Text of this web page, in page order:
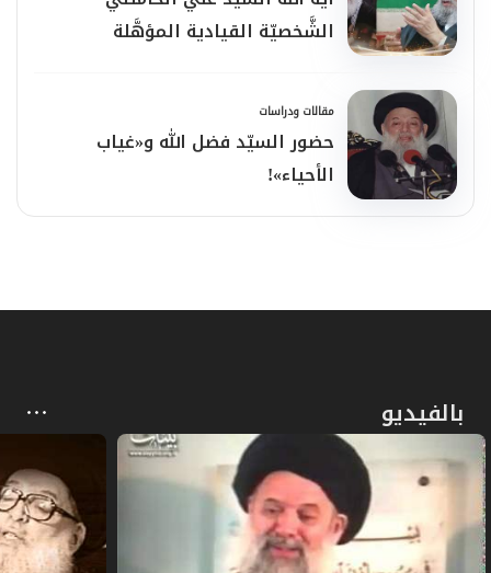
الشَّخصيّة القيادية المؤهَّلة
مقالات ودراسات
حضور السيّد فضل الله و«غياب
الأحياء»!
بالفيديو